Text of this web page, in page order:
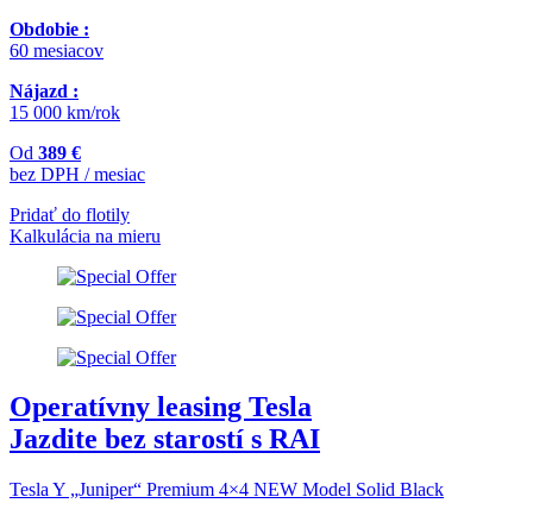
Obdobie :
60 mesiacov
Nájazd :
15 000 km/rok
Od 389 €
bez DPH / mesiac
Pridať do flotily
Kalkulácia na mieru
Operatívny leasing Tesla
Jazdite bez starostí s RAI
Tesla Y „Juniper“ Premium 4×4 NEW Model Solid Black